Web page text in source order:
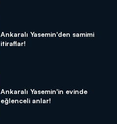
Ankaralı Yasemin'den samimi
itiraflar!
Ankaralı Yasemin'in evinde
eğlenceli anlar!